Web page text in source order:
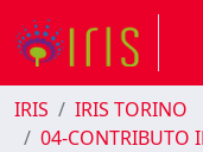
IRIS
IRIS TORINO
04-CONTRIBUTO